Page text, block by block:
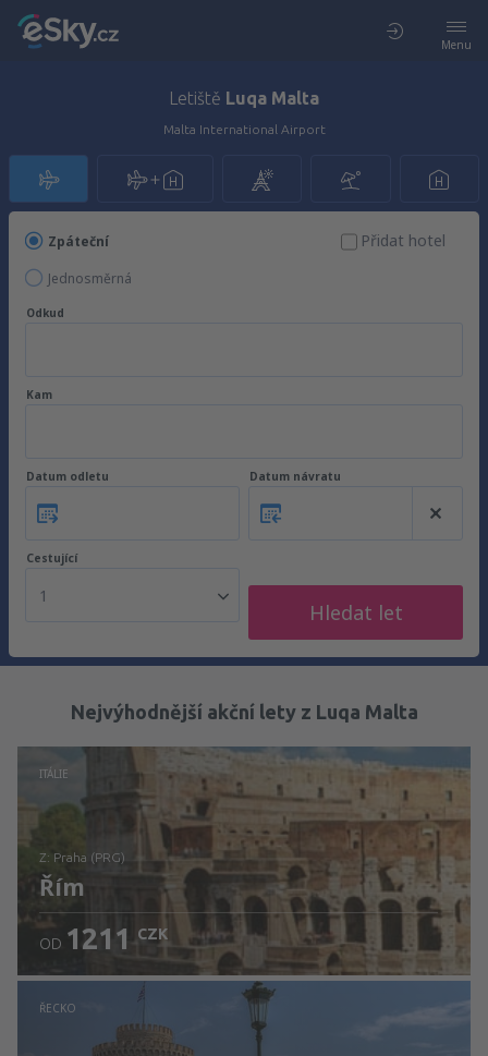
Menu
Letiště Luqa Malta
Malta International Airport
Zpáteční
Jednosměrná
Přidat hotel
Odkud
Kam
Datum odletu Datum návratu
Cestující
1
Hledat let
Nejvýhodnější akční lety z Luqa Malta
ITÁLIE
z: Praha (PRG)
Řím
Zjistěte detaily
OD 1211 CZK
ŘECKO